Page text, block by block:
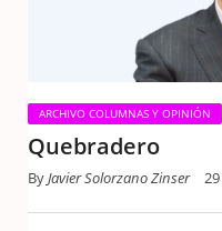
ARCHIVO COLUMNAS Y OPINIÓN
Quebradero
ByJavier Solorzano Zinser